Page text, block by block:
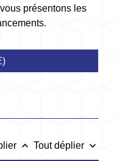
présentons les
keyboard_arrow_up Tout déplier keyboard_arrow_down